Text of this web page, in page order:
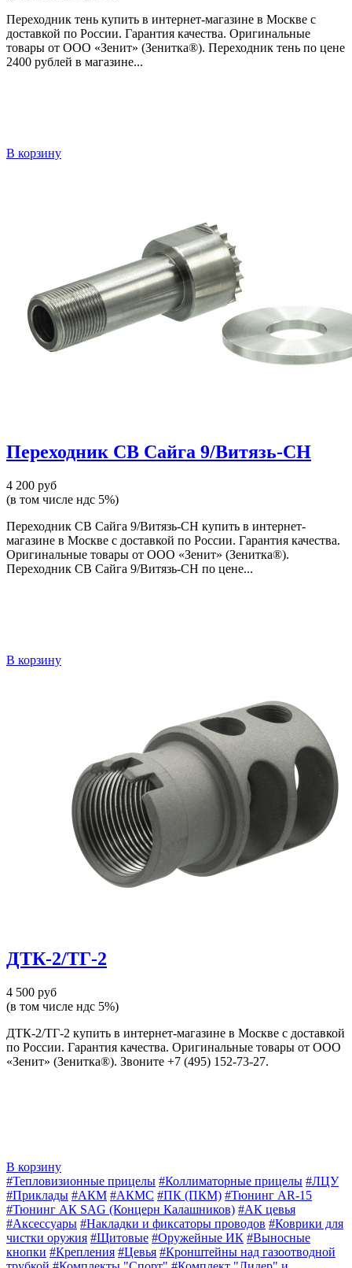
Переходник тень купить в интернет-магазине в Москве с
доставкой по России. Гарантия качества. Оригинальные
товары от ООО «Зенит» (Зенитка®). Переходник тень по цене
2400 рублей в магазине...
В корзину
Переходник СВ Сайга 9/Витязь-СН
4 200 руб
(в том числе ндс 5%)
Переходник СВ Сайга 9/Витязь-СН купить в интернет-
магазине в Москве с доставкой по России. Гарантия качества.
Оригинальные товары от ООО «Зенит» (Зенитка®).
Переходник СВ Сайга 9/Витязь-СН по цене...
В корзину
ДТК-2/ТГ-2
4 500 руб
(в том числе ндс 5%)
ДТК-2/ТГ-2 купить в интернет-магазине в Москве с доставкой
по России. Гарантия качества. Оригинальные товары от ООО
«Зенит» (Зенитка®). Звоните +7 (495) 152-73-27.
В корзину
#Тепловизионные прицелы #Коллиматорные прицелы #ЛЦУ
#Приклады #АКМ #АКМС #ПК (ПКМ) #Тюнинг AR-15
#Тюнинг АК SAG (Концерн Калашников) #АК цевья
#Аксессуары #Накладки и фиксаторы проводов #Коврики для
чистки оружия #Щитовые #Оружейные ИК #Выносные
кнопки #Крепления #Цевья #Кронштейны над газоотводной